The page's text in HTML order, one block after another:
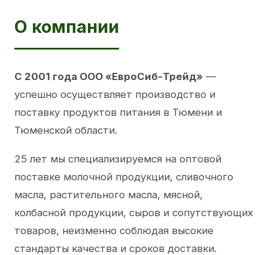
О компании
С 2001 года ООО «ЕвроСиб-Трейд» —
успешно осуществляет производство и
поставку продуктов питания в Тюмени и
Тюменской области.
25 лет мы специализируемся на оптовой
поставке молочной продукции, сливочного
масла, растительного масла, мясной,
колбасной продукции, сыров и сопутствующих
товаров, неизменно соблюдая высокие
стандарты качества и сроков доставки.